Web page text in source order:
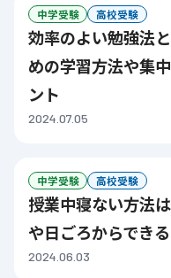
中学受験 高校受験
効率のよい勉強法とは？京進おすす
めの学習方法や集
ント
2024.07.05
中学受験 高校受験
授業中寝ない方法は？眠くなる原因
や日ごろからでき
2024.06.03